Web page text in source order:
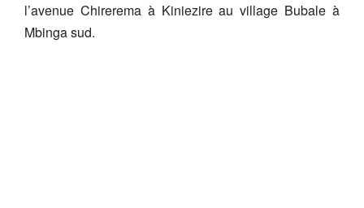
l’avenue Chirerema à Kiniezire au village Bubale à
Mbinga sud.